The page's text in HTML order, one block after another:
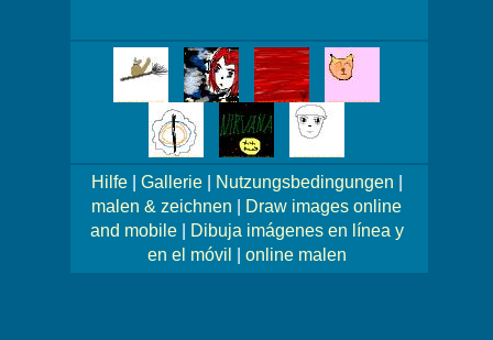
Bilder!
Hilfe| Gallerie| Nutzungsbedingungen
malen & zeichnen
Draw images online
and mobile|
Dibuja imágenes en línea y
en el móvil
online malen